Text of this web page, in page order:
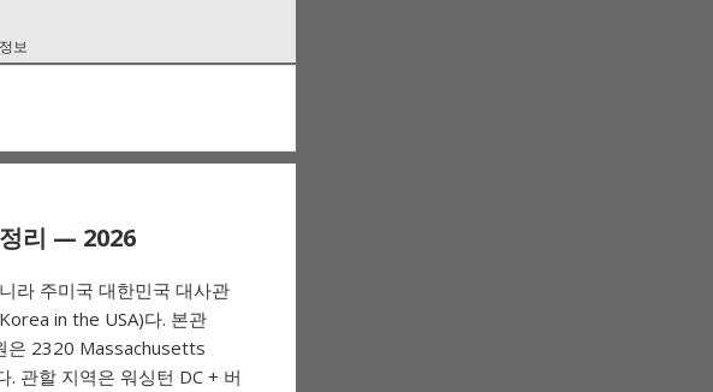
보
리 — 2026
라 주미국 대한민국 대사관
in the USA)다. 본관
은 2320 Massachusetts
관할 지역은 워싱턴 DC + 버